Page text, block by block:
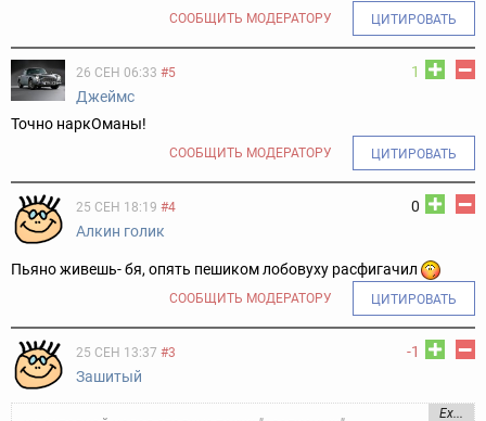
СООБЩИТЬ МОДЕРАТОРУ ЦИТИРОВАТЬ
1
26 СЕН 06:33 #5
Джеймс
Точно наркОманы!
СООБЩИТЬ МОДЕРАТОРУ ЦИТИРОВАТЬ
0
25 СЕН 18:19 #4
Алкин голик
Пьяно живешь- бя, опять пешиком лобовуху расфигачил
СООБЩИТЬ МОДЕРАТОРУ ЦИТИРОВАТЬ
-1
25 СЕН 13:37 #3
Зашитый
Ex...